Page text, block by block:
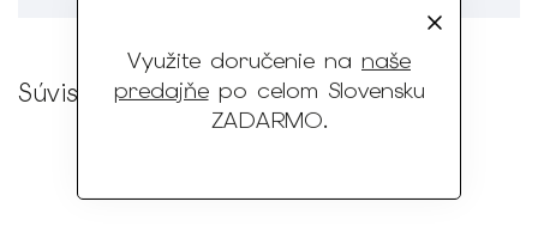
Využite doručenie na naše
predajňepo celom Slovensku
ZADARMO.
Súvisiaci tovar